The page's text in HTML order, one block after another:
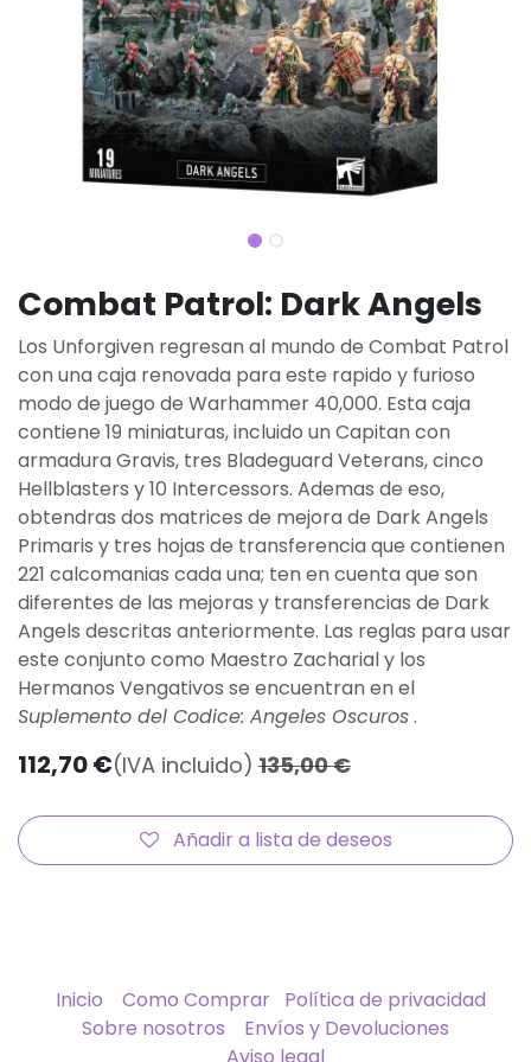
Combat Patrol: Dark Angels
Los Unforgiven regresan al mundo de Combat Patrol
con una caja renovada para este rapido y furioso
modo de juego de Warhammer 40,000. Esta caja
contiene 19 miniaturas, incluido un Capitan con
armadura Gravis, tres Bladeguard Veterans, cinco
Hellblasters y 10 Intercessors. Ademas de eso,
obtendras dos matrices de mejora de Dark Angels
Primaris y tres hojas de transferencia que contienen
221 calcomanias cada una; ten en cuenta que son
diferentes de las mejoras y transferencias de Dark
Angels descritas anteriormente. Las reglas para usar
este conjunto como Maestro Zacharial y los
Hermanos Vengativos se encuentran en el
Suplemento del Codice: Angeles Oscuros.
112,70€(IVA incluido) 135,00€
Añadir a lista de deseos
Inicio Como Comprar Política de privacidad
Sobre nosotros
Envíos y Devoluciones
Aviso legal